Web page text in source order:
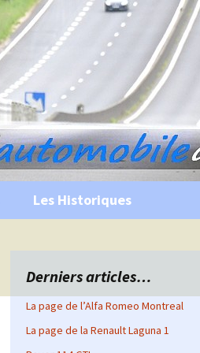
Les Historiques
Derniers articles…
La page de l’Alfa Romeo Montreal
La page de la Renault Laguna 1